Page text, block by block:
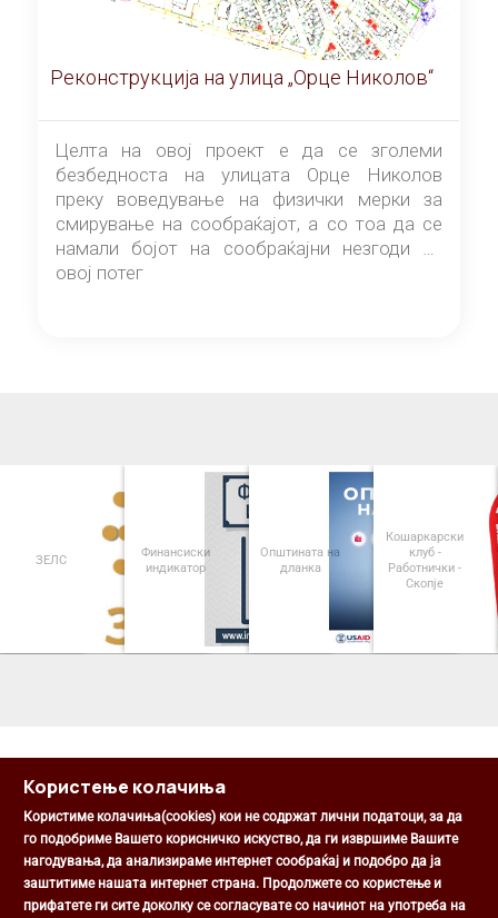
Реконструкција на улица „Орце Николов“
Целта на овој проект е да се зголеми
безбедноста на улицата Орце Николов
преку воведување на физички мерки за
смирување на сообраќајот, а со тоа да се
намали бојот на сообраќајни незгоди на
овој потег
ЗЕЛС
Финансиски
индикатор
Општината на
дланка
Кошаркарски
клуб -
Работнички -
Скопје
Општина Центар
Михаил Цоков бр. 1, Скопје
Користење колачиња
Користиме колачиња(cookies) кои не содржат лични податоци, за да
го подобриме Вашето корисничко искуство, да ги извршиме Вашите
нагодувања, да анализираме интернет сообраќај и подобро да ја
заштитиме нашата интернет страна. Продолжете со користење и
прифатете ги сите доколку се согласувате со начинот на употреба на